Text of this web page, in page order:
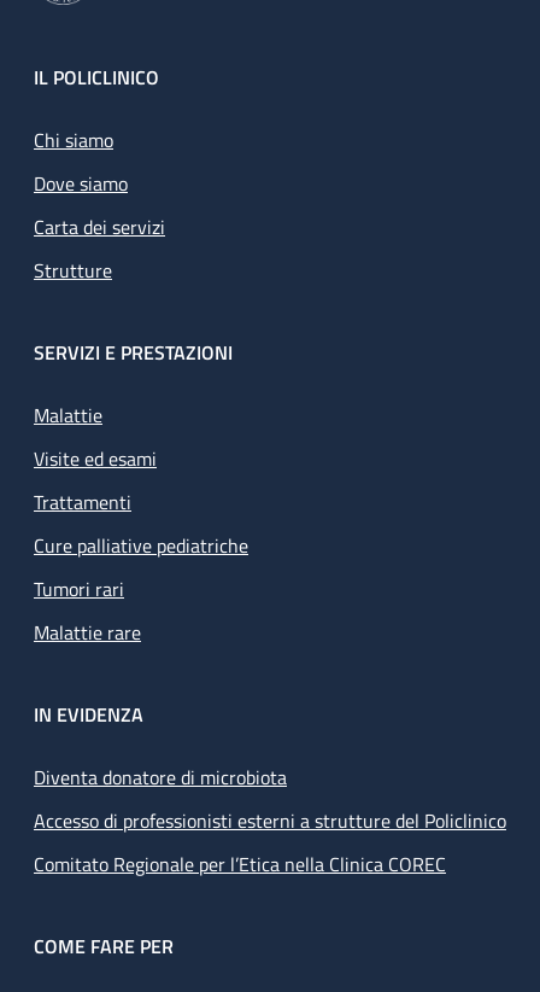
Footer
IL POLICLINICO
Chi siamo
Dove siamo
Carta dei servizi
Strutture
SERVIZI E PRESTAZIONI
Malattie
Visite ed esami
Trattamenti
Cure palliative pediatriche
Tumori rari
Malattie rare
IN EVIDENZA
Diventa donatore di microbiota
Accesso di professionisti esterni a strutture del Policlinico
Comitato Regionale per l’Etica nella Clinica COREC
COME FARE PER